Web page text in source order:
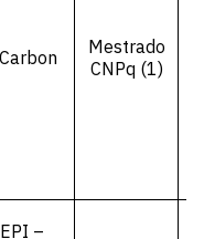
Mestrado
CNPq (1)
–